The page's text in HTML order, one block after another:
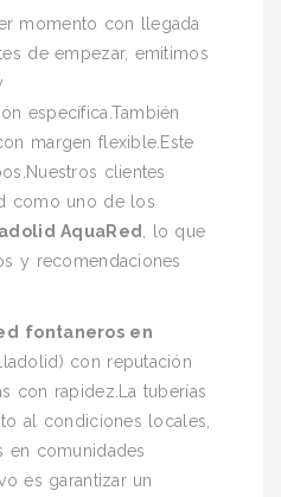
momento con llegada
de empezar, emitimos
específica.También
margen flexible.Este
clientes
como uno de los
AquaRed , lo que
y recomendaciones
fontaneros en
con reputación
con rapidez.La tuberías
al condiciones locales,
en comunidades
es garantizar un